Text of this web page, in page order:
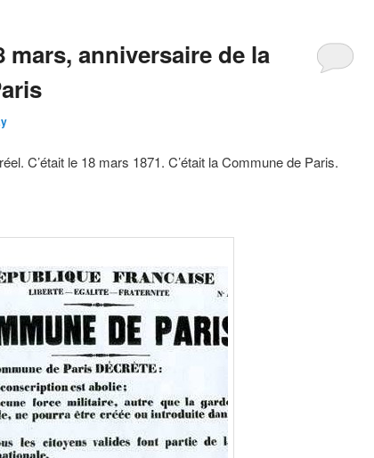
mars, anniversaire de la
C’était le 18 mars 1871. C’était la Commune de Paris.